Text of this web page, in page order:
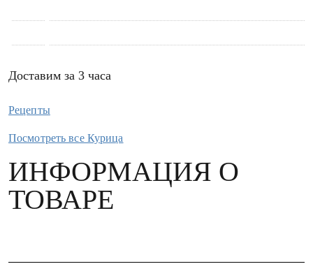
Доставим за 3 часа
Рецепты
Посмотреть все Курица
ИНФОРМАЦИЯ О
ТОВАРЕ